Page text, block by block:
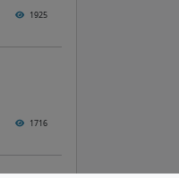
1925
1716